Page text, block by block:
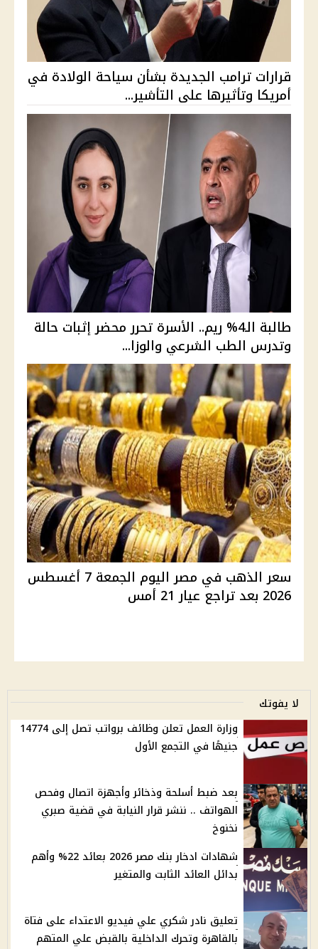
قرارات ترامب الجديدة بشأن سياحة الولادة في
أمريكا وتأثيرها على التأشير...
طالبة الـ4% ريم.. الأسرة تحرر محضر إثبات حالة
وتدرس الطب الشرعي والوزا...
سعر الذهب في مصر اليوم الجمعة 7 أغسطس
2026 بعد تراجع عيار 21 أمس
لا يفوتك
وزارة العمل تعلن وظائف برواتب تصل إلى 14774
جنيهًا في التجمع الأول
بعد ضبط أسلحة وذخائر وأجهزة اتصال وفحص
الهواتف .. ننشر قرار النيابة في قضية صبري
نخنوخ
شهادات ادخار بنك مصر 2026 بعائد 22% وأهم
بدائل العائد الثابت والمتغير
تعليق نادر شكري علي فيديو الاعتداء على فتاة
بالقاهرة وتحرك الداخلية بالقبض علي المتهم